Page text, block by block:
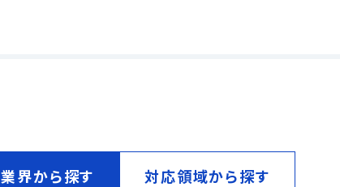
業界から探す 対応領域から探す